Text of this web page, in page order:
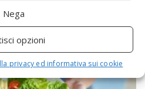
Nega
opzioni
privacy ed informativa sui cookie
della dieta